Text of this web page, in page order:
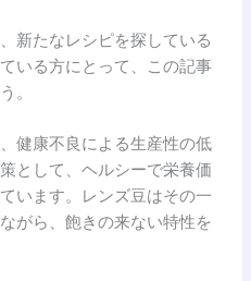
新たなレシピを探している
いる方にとって、この記事
。
健康不良による生産性の低
として、ヘルシーで栄養価
います。レンズ豆はその一
がら、飽きの来ない特性を